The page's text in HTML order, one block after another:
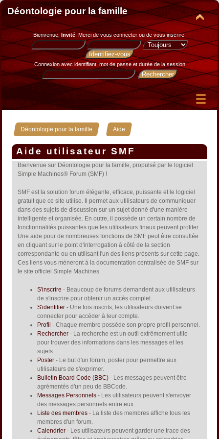
Déontologie pour la famille
Bienvenue, Invité. Merci devous connecter ou de vous inscrire.
Connexion avec identifiant, mot de passe et durée de la session
Déontologie pour la famille » Aide
Aide utilisateur SMF
Bienvenue sur Déontologie pour la famille, propulsé par le logiciel
Simple Machines® Forum (SMF) !
SMF est la solution forum élégante, efficace, puissante et le logiciel
gratuit que ce site utilise. Il permet aux utilisateurs de communiquer
dans des sujets de discussion sur un sujet donné d'une manière
intelligente et organisée. En outre, il possède un certain nombre de
fonctionnalités puissantes que les utilisateurs finaux peuvent profiter.
Une aide pour de nombreuses fonctions de SMF peut être consultée
en cliquant sur le point d'interrogation à côté de la section
correspondante ou en utilisant l'un des liens présents sur cette page.
Ces liens vous mèneront à la documentation centralisée de SMF sur
le site officiel Simple Machines.
S'inscrire - Beaucoup de forums demandent aux utilisateurs
de s'inscrire pour obtenir un accès complet.
S'identifier - Une fois inscrits, les utilisateurs doivent se
connecter pour accéder à leur compte.
Profil - Chaque membre possède son propre profil personnel.
Rechercher - La recherche est un outil extrêmement utile
pour trouver des informations dans les messages et les
sujets.
Poster - Le but d'un forum, poster pour permettre aux
utilisateurs de s'exprimer.
Bulletin Board Code (BBC) - Les messages peuvent être
agrémentés d'un peu de BBCode.
Messages Personnels - Les utilisateurs peuvent s'envoyer
des messages personnels entre eux.
Liste des membres - La liste des membres affiche tous les
membres d'un forum.
Calendrier - Les utilisateurs peuvent garder une trace des